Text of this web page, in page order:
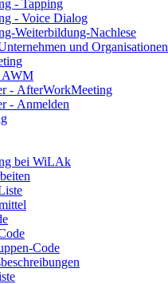
- Tapping
- Voice Dialog
Weiterbildung-Nachlese
und Organisationen
AWM
- AfterWorkMeeting
- Anmelden
bei WiLAk
Code